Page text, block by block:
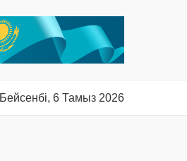
Бейсенбі, 6 Тамыз 2026